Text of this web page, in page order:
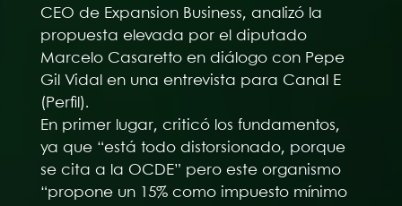
CEO de Expansion Business, analizó la
propuesta elevada por el diputado
Marcelo Casaretto en diálogo con Pepe
Gil Vidal en una entrevista para Canal E
(Perfil).
En primer lugar, criticó los fundamentos,
ya que “está todo distorsionado, porque
se cita a la OCDE” pero este organismo
“propone un 15% como impuesto mínimo